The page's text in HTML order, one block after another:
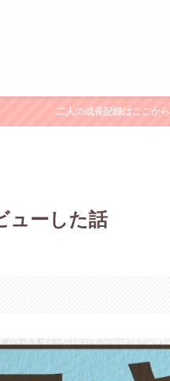
二人の成長記録はここから
ューした話